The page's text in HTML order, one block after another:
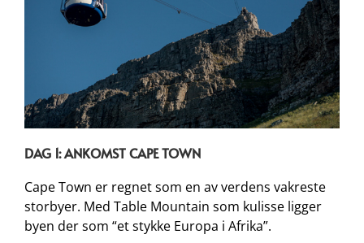
DAG 1: ANKOMST CAPE TOWN
Cape Town er regnet som en av verdens vakreste
storbyer. Med Table Mountain som kulisse ligger
byen der som “et stykke Europa i Afrika”.